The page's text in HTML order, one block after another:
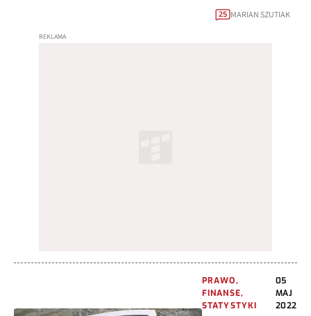
25 MARIAN SZUTIAK
PRAWO,
FINANSE,
STATYSTYKI
05
MAJ
2022